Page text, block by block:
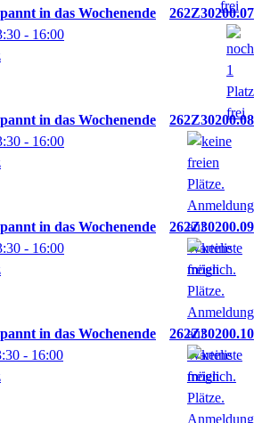
in das Wochenende
262Z30200.07
- 16:00
in das Wochenende
262Z30200.08
- 16:00
in das Wochenende
262Z30200.09
- 16:00
in das Wochenende
262Z30200.10
- 16:00